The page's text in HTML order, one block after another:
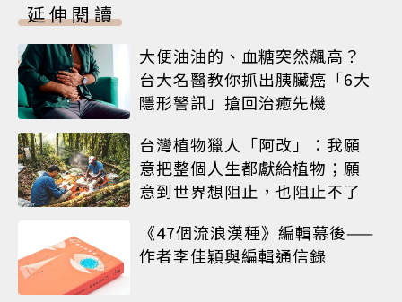
延伸閱讀
大便油油的、血糖突然飆高？
台大名醫教你抓出胰臟癌「6大
隱形警訊」搶回治癒先機
台灣植物獵人「阿改」：我願
意把整個人生都獻給植物；願
意到世界想阻止，也阻止不了
《47個流浪漢種》編輯幕後——
作者李佳穎與編輯通信錄